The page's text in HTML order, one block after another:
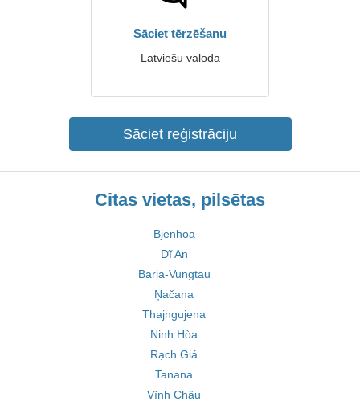
Sāciet tērzēšanu
Latviešu valodā
Sāciet reģistrāciju
Citas vietas, pilsētas
Bjenhoa
Dĩ An
Baria-Vungtau
Ņačana
Thajngujena
Ninh Hòa
Rạch Giá
Tanana
Vĩnh Châu